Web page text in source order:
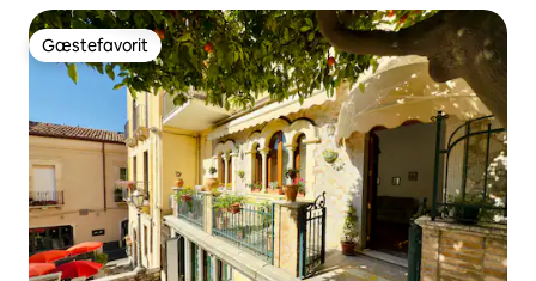
Gæstefavorit
Gæstefavorit